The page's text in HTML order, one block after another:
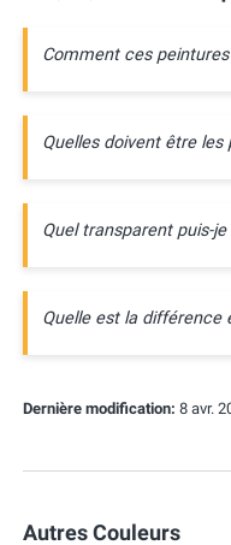
Comment ces
Quelles doivent être
Quel transparent puis-
Quelle est la
Dernière modification: 8 avr.
Autres Couleurs